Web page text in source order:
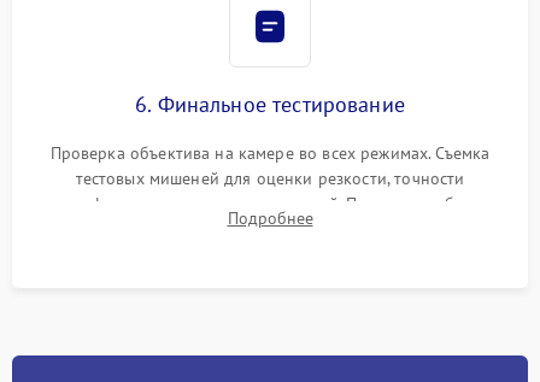
6. Финальное тестирование
Проверка объектива на камере во всех режимах. Съемка
тестовых мишеней для оценки резкости, точности
автофокуса и отсутствия искажений. Проверка работы
диафрагмы на закрытых значениях и тестирование
Подробнее